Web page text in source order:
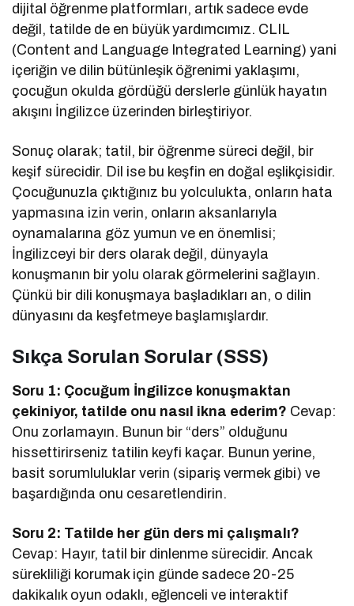
dijital öğrenme platformları, artık sadece evde
değil, tatilde de en büyük yardımcımız. CLIL
(Content and Language Integrated Learning) yani
içeriğin ve dilin bütünleşik öğrenimi yaklaşımı,
çocuğun okulda gördüğü derslerle günlük hayatın
akışını İngilizce üzerinden birleştiriyor.
Sonuç olarak; tatil, bir öğrenme süreci değil, bir
keşif sürecidir. Dil ise bu keşfin en doğal eşlikçisidir.
Çocuğunuzla çıktığınız bu yolculukta, onların hata
yapmasına izin verin, onların aksanlarıyla
oynamalarına göz yumun ve en önemlisi;
İngilizceyi bir ders olarak değil, dünyayla
konuşmanın bir yolu olarak görmelerini sağlayın.
Çünkü bir dili konuşmaya başladıkları an, o dilin
dünyasını da keşfetmeye başlamışlardır.
Sıkça Sorulan Sorular (SSS)
Soru 1: Çocuğum İngilizce konuşmaktan
çekiniyor, tatilde onu nasıl ikna ederim? Cevap:
Onu zorlamayın. Bunun bir “ders” olduğunu
hissettirirseniz tatilin keyfi kaçar. Bunun yerine,
basit sorumluluklar verin (sipariş vermek gibi) ve
başardığında onu cesaretlendirin.
Soru 2: Tatilde her gün ders mi çalışmalı?
Cevap: Hayır, tatil bir dinlenme sürecidir. Ancak
sürekliliği korumak için günde sadece 20-25
dakikalık oyun odaklı, eğlenceli ve interaktif